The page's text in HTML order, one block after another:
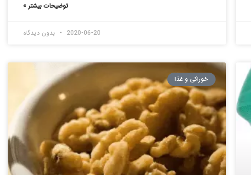
توضیحات بیشتر »
2020-06-20 بدون دیدگاه
خوراکی و غذا